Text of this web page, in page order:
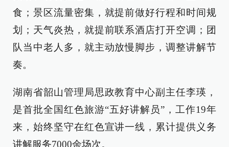
食；景区流量密集，就提前做好行程和时间规
划；天气炎热，就提前联系酒店打开空调；团
队当中老人多，就主动放慢脚步，调整讲解节
奏。
湖南省韶山管理局思政教育中心副主任李瑛，
是首批全国红色旅游“五好讲解员”，工作19年
来，始终坚守在红色宣讲一线，累计提供义务
讲解服务7000余场次。